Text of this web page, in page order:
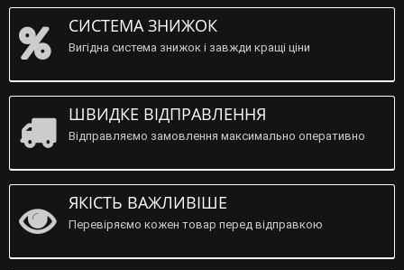
СИСТЕМА ЗНИЖОК
Вигідна система знижок і завжди кращі ціни
ШВИДКЕ ВІДПРАВЛЕННЯ
Відправляємо замовлення максимально оперативно
ЯКІСТЬ ВАЖЛИВІШЕ
Перевіряємо кожен товар перед відправкою